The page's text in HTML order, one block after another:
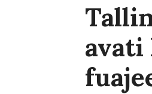
avati